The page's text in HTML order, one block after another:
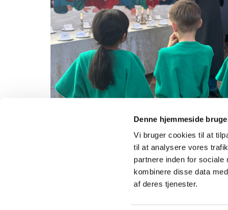
Denne hjemmeside
Vi bruger cookies til at
til at analysere vores
partnere inden for sociale
kombinere disse data
af deres tjenester.